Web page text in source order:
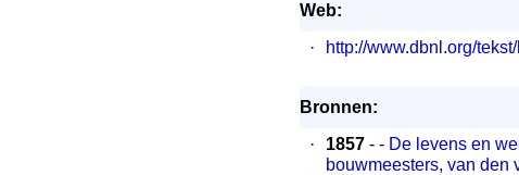
Web:
·
http://www.dbnl.org/
Bronnen:
·
1857 - - De levens en
bouwmeesters, van den